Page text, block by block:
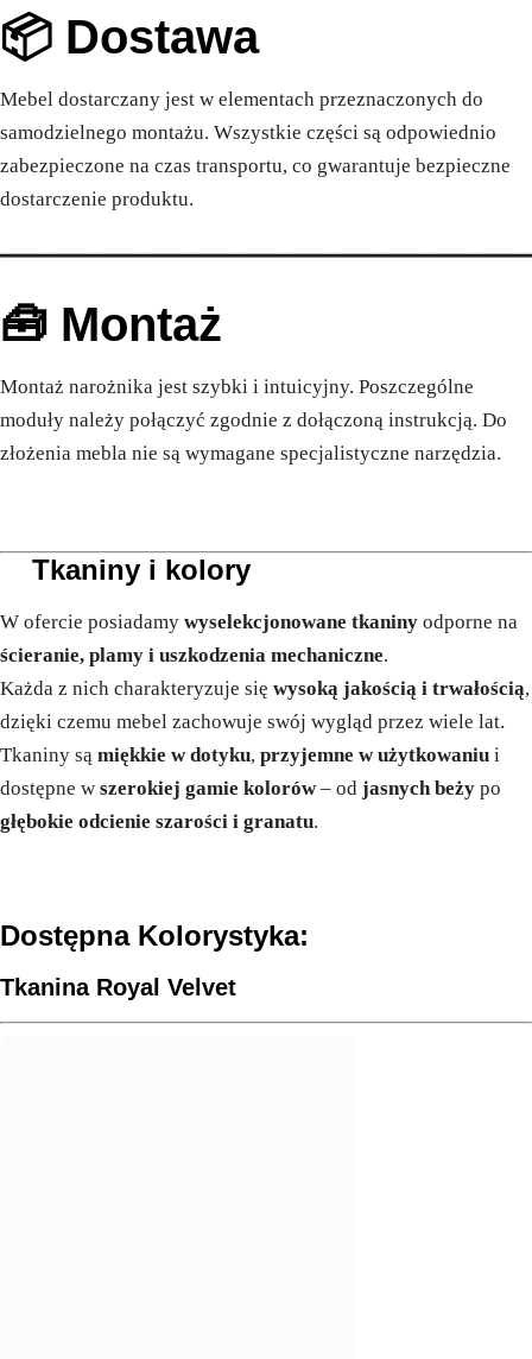
📦 Dostawa
Mebel dostarczany jest w elementach przeznaczonych do
samodzielnego montażu. Wszystkie części są odpowiednio
zabezpieczone na czas transportu, co gwarantuje bezpieczne
dostarczenie produktu.
🧰 Montaż
Montaż narożnika jest szybki i intuicyjny. Poszczególne
moduły należy połączyć zgodnie z dołączoną instrukcją. Do
złożenia mebla nie są wymagane specjalistyczne narzędzia.
Tkaniny i kolory
W ofercie posiadamy wyselekcjonowane tkaniny odporne na
ścieranie, plamy i uszkodzenia mechaniczne.
Każda z nich charakteryzuje się wysoką jakością i trwałością,
dzięki czemu mebel zachowuje swój wygląd przez wiele lat.
Tkaniny są miękkie w dotyku, przyjemne w użytkowaniu i
dostępne w szerokiej gamie kolorów– od jasnych beży po
głębokie odcienie szarości i granatu.
Dostępna Kolorystyka:
Tkanina Royal Velvet